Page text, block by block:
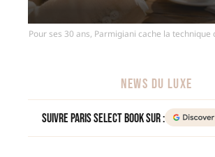
Pour ses 30 ans, Parmigiani cache la technique
NEWS DU LUXE
Suivre Paris Select Book sur :